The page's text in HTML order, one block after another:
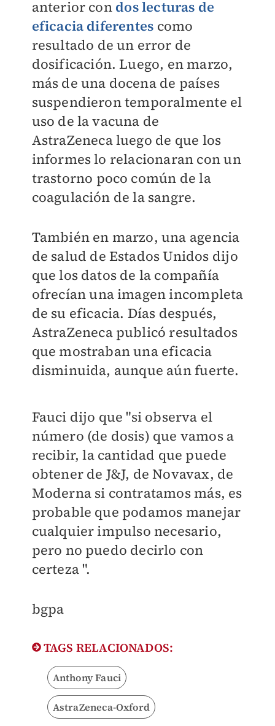
anterior con dos lecturas de
eficacia diferentes como
resultado de un error de
dosificación. Luego, en marzo,
más de una docena de países
suspendieron temporalmente el
uso de la vacuna de
AstraZeneca luego de que los
informes lo relacionaran con un
trastorno poco común de la
coagulación de la sangre.
También en marzo, una agencia
de salud de Estados Unidos dijo
que los datos de la compañía
ofrecían una imagen incompleta
de su eficacia. Días después,
AstraZeneca publicó resultados
que mostraban una eficacia
disminuida, aunque aún fuerte.
Fauci dijo que "si observa el
número (de dosis) que vamos a
recibir, la cantidad que puede
obtener de J&J, de Novavax, de
Moderna si contratamos más, es
probable que podamos manejar
cualquier impulso necesario,
pero no puedo decirlo con
certeza ".
​bgpa
TAGS RELACIONADOS:
Anthony Fauci
AstraZeneca-Oxford